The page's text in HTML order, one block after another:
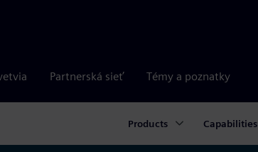
Partnerská sieť Témy a poznatky
Products Capabilities